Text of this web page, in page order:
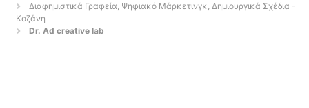
Διαφημιστικά Γραφεία, Ψηφιακό Μάρκετινγκ, Δημιουργικά Σχέδια -
Κοζάνη
Dr. Ad creative lab